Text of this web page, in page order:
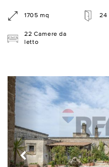
1705 mq 24
22 Camere da
letto